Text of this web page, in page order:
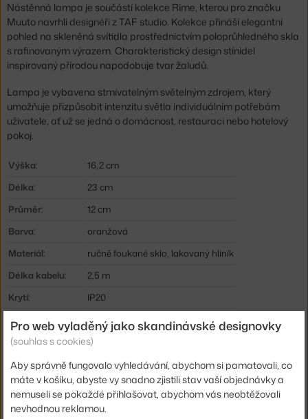
Nástěnná lampa je součástí kolekce Rime, kterou pro značku
Muuto navrhli designéři z TAF studio. Kolekce přináší elegantní
pohled na skleněná svítidla prostřednictvím poloprůhledného skla
s rafinovaným výrazem. Charakteristický design stínidel
inspirovaný přírodou napodobuje tvar žaludů.
Lampa je vybavena stmívatelným světelným zdrojem, který
umožňuje přizpůsobit intenzitu světla individuálním potřebám
uživatele, ať už se jedná o domácnost, restauraci nebo hotelový
pokoj.
Výška:
16,2 cm
Délka:
23 cm
Průměr:
12 cm
Barva:
oranžová
Materiál:
ručně foukané sklo, lakovaný hliník
Délka kabelu:
2,5 m
Krytí:
IP20
Hlavní materiál:
sklo
Příkon:
3 W
Patice / zdroj:
vestavěný LED zdroj
Stmívatelné:
ano
Distribuce světla: nepřímé světlo
Pro web vyladěný jako skandinávské designovky
(souhlas s cookies)
Aby správně fungovalo vyhledávání, abychom si pamatovali, co
máte v košíku, abyste vy snadno zjistili stav vaší objednávky a
nemuseli se pokaždé přihlašovat, abychom vás neobtěžovali
nevhodnou reklamou.